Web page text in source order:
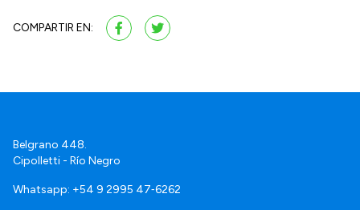
COMPARTIR EN:
Belgrano 448.
Cipolletti - Río Negro
Whatsapp: +54 9 2995 47‑6262